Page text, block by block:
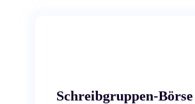
Schreibgruppen-Börse